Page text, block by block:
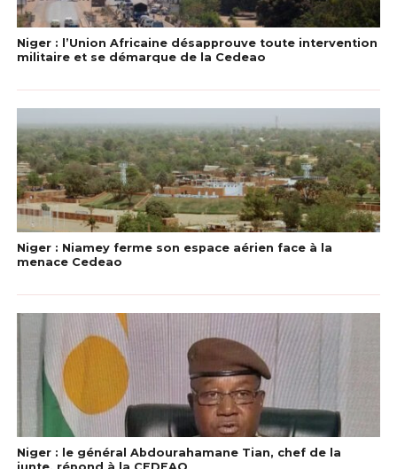
Niger : l’Union Africaine désapprouve toute intervention
militaire et se démarque de la Cedeao
Niger : Niamey ferme son espace aérien face à la
menace Cedeao
Niger : le général Abdourahamane Tian, chef de la